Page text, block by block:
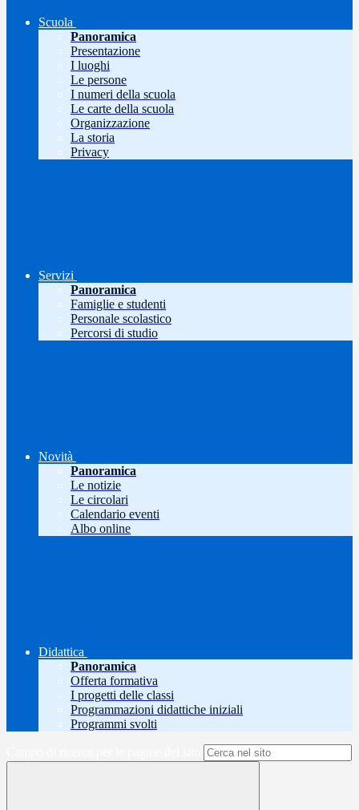
Scuola
Panoramica
Presentazione
I luoghi
Le persone
I numeri della scuola
Le carte della scuola
Organizzazione
La storia
Privacy
Servizi
Panoramica
Famiglie e studenti
Personale scolastico
Percorsi di studio
Novità
Panoramica
Le notizie
Le circolari
Calendario eventi
Albo online
Didattica
Panoramica
Offerta formativa
I progetti delle classi
Programmazioni didattiche iniziali
Programmi svolti